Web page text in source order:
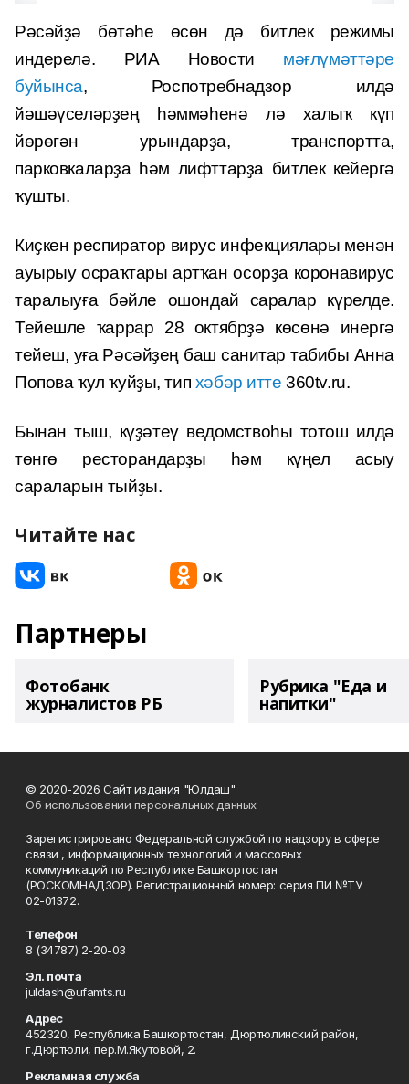
Рәсәйҙә бөтәһе өсөн дә битлек режимы
индерелә. РИА Новости мәғлүмәттәре
буйынса, Роспотребнадзор илдә
йәшәүселәрҙең һәммәһенә лә халыҡ күп
йөрөгән урындарҙа, транспортта,
парковкаларҙа һәм лифттарҙа битлек кейергә
ҡушты.
Киҫкен респиратор вирус инфекциялары менән
ауырыу осраҡтары артҡан осорҙа коронавирус
таралыуға бәйле ошондай саралар күрелде.
Тейешле ҡаррар 28 октябрҙә көсөнә инергә
тейеш, уға Рәсәйҙең баш санитар табибы Анна
Попова ҡул ҡуйҙы, тип хәбәр итте 360tv.ru.
Бынан тыш, күҙәтеү ведомствоһы тотош илдә
төнгө ресторандарҙы һәм күңел асыу
сараларын тыйҙы.
Читайте нас
Партнеры
Фотобанк
журналистов РБ
Рубрика "Еда и
напитки"
© 2020-2026 Сайт издания "Юлдаш"
Об использовании персональных данных
Зарегистрировано Федеральной службой по надзору в сфере
связи , информационных технологий и массовых
коммуникаций по Республике Башкортостан
(РОСКОМНАДЗОР). Регистрационный номер: серия ПИ №ТУ
02-01372.
Телефон
8 (34787) 2-20-03
Эл. почта
juldash@ufamts.ru
Адрес
452320, Республика Башкортостан, Дюртюлинский район,
г.Дюртюли, пер.М.Якутовой, 2.
Рекламная служба